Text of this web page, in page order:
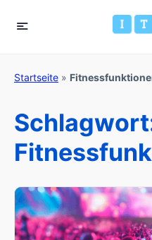
Startseite »